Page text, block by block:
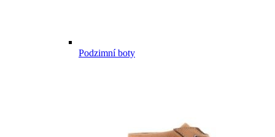
Podzimní boty